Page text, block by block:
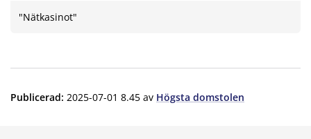
"Nätkasinot"
Publicerad: 2025-07-01 8.45 av Högsta domstolen